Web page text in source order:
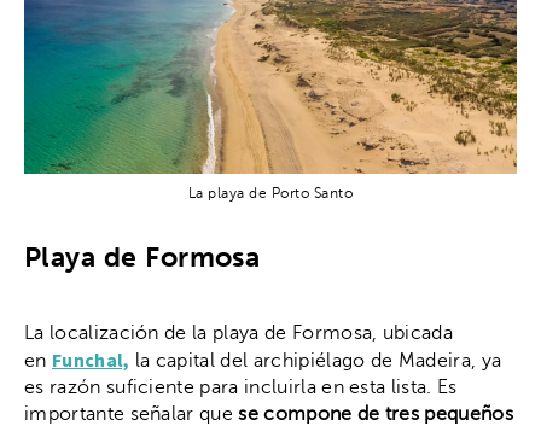
La playa de Porto Santo
Playa de Formosa
La localización de la playa de Formosa, ubicada
en Funchal, la capital del archipiélago de Madeira, ya
es razón suficiente para incluirla en esta lista. Es
importante señalar quese compone de tres pequeños